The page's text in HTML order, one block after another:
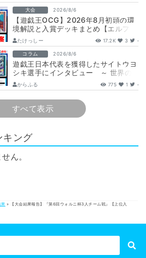
大会 2026/8/6
【遊戯王OCG】2026年8月初頭の環
境解説と入賞デッキまとめ【エルフェ
ンノーツ/トゥーン/キラーチューン/
ウ…
たけっしー 17.2K 3 -
コラム 2026/8/6
遊戯王日本代表を獲得したサイトウヨ
シキ選手にインタビュー ～ 世界の
舞台へ挑む、サイトウ選手の軌跡と決
意 ～
からふる 775 1 -
すべて表示
キング
ん。
果 »
【大会結果報告】『第6回ウォルニ杯3人チーム戦』【上位入